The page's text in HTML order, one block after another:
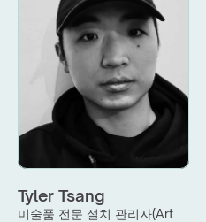
Tyler Tsang
미술품 전문 설치 관리자(Art